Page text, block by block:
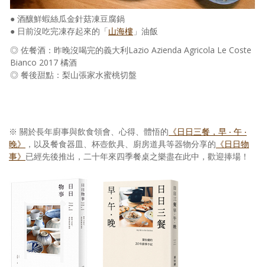
● 酒釀鮮蝦絲瓜金針菇凍豆腐鍋
● 日前沒吃完凍存起來的「山海樓 」油飯
◎ 佐餐酒：昨晚沒喝完的義大利Lazio Azienda Agricola Le Coste
Bianco 2017 橘酒
◎ 餐後甜點：梨山張家水蜜桃切盤
※ 關於長年廚事與飲食領會、心得、體悟的 《日日三餐，早 ‧ 午 ‧
晚》
，以及餐食器皿、杯壺飲具、廚房道具等器物分享的 《日日物
事》 已經先後推出，二十年來四季餐桌之樂盡在此中，歡迎捧場！